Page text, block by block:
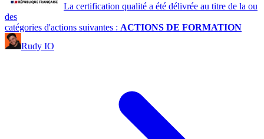
La certification qualité a été délivrée au titre de la ou
des
catégories d'actions suivantes : ACTIONS DE FORMATION
Rudy IO